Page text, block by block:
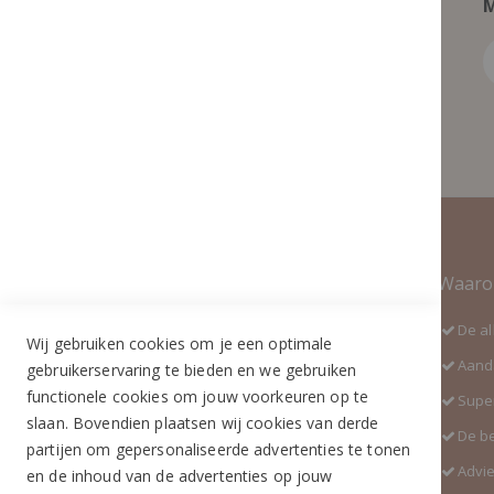
Industrieweg 3 GH
5688 DP Oirschot
Telefoon:
+31 (0)499 377 311
WhatsApp:
De
De
Wij gebruiken cookies om je een optimale
gebruikerservaring te bieden en we gebruiken
functionele cookies om jouw voorkeuren op te
slaan. Bovendien plaatsen wij cookies van derde
partijen om gepersonaliseerde advertenties te tonen
en de inhoud van de advertenties op jouw